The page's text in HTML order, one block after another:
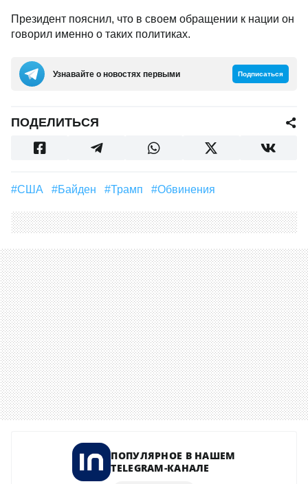
Президент пояснил, что в своем обращении к нации он
говорил именно о таких политиках.
Узнавайте о новостях первыми Подписаться
ПОДЕЛИТЬСЯ
#США #Байден #Трамп #обвинения